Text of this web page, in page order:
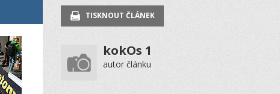
TISKNOUT ČLÁNEK
kokOs 1
autor článku